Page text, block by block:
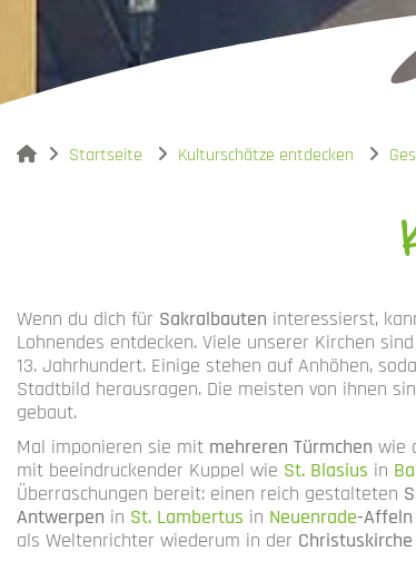
You are here:
Startseite Kulturschätze entdecken
Wenn du dich für Sakralbauten interessierst,
Lohnendes entdecken. Viele unserer Kirchen sind
13. Jahrhundert. Einige stehen auf Anhöhen,
Stadtbild herausragen. Die meisten von ihnen
gebaut.
Mal imponieren sie mit mehreren Türmchen wie
mit beeindruckender Kuppel wie St. Blasius in
Überraschungen bereit: einen reich gestalteten
Antwerpen in St. Lambertus in Neuenrade-Affeln
als Weltenrichter wiederum in der Christuskirche